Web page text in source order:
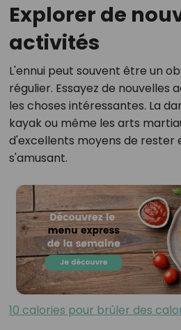
Explorer de
activités
L'ennui peut souvent être un
régulier. Essayez de nouvelles
les choses intéressantes. La
kayak ou même les arts
d'excellents moyens de rester
s'amusant.
10 calories pour brûler des